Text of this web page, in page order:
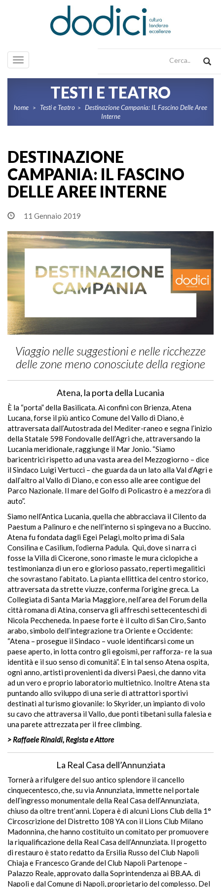
Toggle
navigation
TESTI E TEATRO
home > Testi e Teatro > Destinazione Campania: IL Fascino Delle Aree
Interne
DESTINAZIONE
CAMPANIA: IL FASCINO
DELLE AREE INTERNE
11 Gennaio 2019
Viaggio nelle suggestioni e nelle ricchezze
delle zone meno conosciute della regione
Atena, la porta della Lucania
È la “porta” della Basilicata. Ai confini con Brienza, Atena
Lucana, forse il più antico Comune del Vallo di Diano, è
attraversata dall’Autostrada del Mediter-raneo e segna l’inizio
della Statale 598 Fondovalle dell’Agri che, attraversando la
Lucania meridionale, raggiunge il Mar Jonio. “Siamo
baricentrici rispetto ad una vasta area del Mezzogiorno – dice
il Sindaco Luigi Vertucci – che guarda da un lato alla Val d’Agri e
dall’altro al Vallo di Diano, e con esso alle aree contigue del
Parco Nazionale. Il mare del Golfo di Policastro è a mezz’ora di
auto”.
Siamo nell’Antica Lucania, quella che abbracciava il Cilento da
Paestum a Palinuro e che nell’interno si spingeva no a Buccino.
Atena fu fondata dagli Egei Pelagi, molto prima di Sala
Consilina e Casilium, l’odierna Padula. Qui, dove si narra ci
fosse la Villa di Cicerone, sono rimaste le mura ciclopiche a
testimonianza di un ero e glorioso passato, reperti megalitici
che sovrastano l’abitato. La pianta ellittica del centro storico,
attraversata da strette viuzze, conferma l’origine greca. La
Collegiata di Santa Maria Maggiore, nell’area del Forum della
città romana di Atina, conserva gli affreschi settecenteschi di
Nicola Peccheneda. In paese forte è il culto di San Ciro, Santo
arabo, simbolo dell’integrazione tra Oriente e Occidente:
“Atena – prosegue il Sindaco – vuole identificarsi come un
paese aperto, in lotta contro gli egoismi, per rafforza- re la sua
identità e il suo senso di comunità”. E in tal senso Atena ospita,
ogni anno, artisti provenienti da diversi Paesi, che danno vita
ad un vero e proprio laboratorio multietnico. Inoltre Atena sta
puntando allo sviluppo di una serie di attrattori sportivi
destinati al turismo giovanile: lo Skyrider, un impianto di volo
su cavo che attraversa il Vallo, due ponti tibetani sulla falesia e
una parete attrezzata per il free climbing.
> Raffaele Rinaldi, Regista e Attore
La Real Casa dell’Annunziata
Tornerà a rifulgere del suo antico splendore il cancello
cinquecentesco, che, su via Annunziata, immette nel portale
dell’ingresso monumentale della Real Casa dell’Annunziata,
chiuso da oltre trent’anni. L’opera è di alcuni Lions Club della 1°
Circoscrizione del Distretto 108 YA con il Lions Club Milano
Madonnina, che hanno costituito un comitato per promuovere
la riqualificazione della Real Casa dell’Annunziata. Il progetto
di restauro è stato redatto da Ersilia Russo del Club Napoli
Chiaja e Francesco Grande del Club Napoli Partenope –
Palazzo Reale, approvato dalla Soprintendenza ai BB.AA. di
Napoli e dal Comune di Napoli, proprietario del complesso. Del